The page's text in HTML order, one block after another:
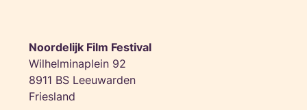
Noordelijk Film Festival
Wilhelminaplein 92
8911 BS Leeuwarden
Friesland